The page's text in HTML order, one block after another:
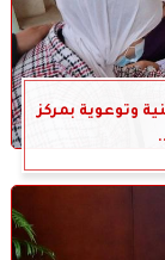
وتوعوية بمركز